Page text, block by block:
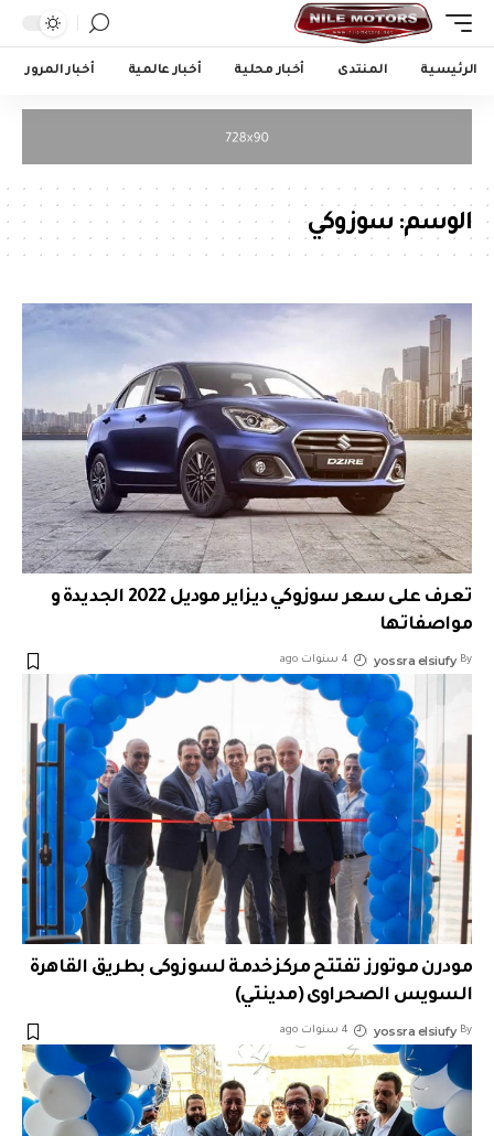
الرئيسية المنتدى أخبار محلية أخبار عالمية أخبار المرور
الوسم: سوزوكي
تعرف على سعر سوزوكي ديزاير موديل 2022 الجديدة و
مواصفاتها
By
yossra elsiufy 4 سنوات ago
مودرن موتورز تفتتح مركز خدمة لسوزوكى بطريق القاهرة
السويس الصحراوى (مدينتي)
By
yossra elsiufy 4 سنوات ago